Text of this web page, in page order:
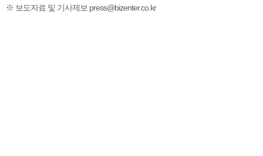
※ 보도자료 및 기사제보 press@bizenter.co.kr